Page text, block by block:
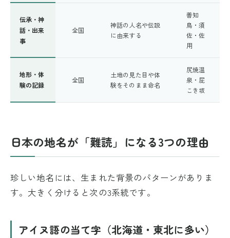
伝承・神
話・出来
事
全国
神話の人名や伝説
に由来する
善知
鳥・須
佐・佐
用
地形・体
験の記録
全国
土地の見た目や体
験をそのまま命名
尻焼温
泉・屁
こき坂
日本の地名が「難読」になる3つの理由
珍しい地名には、生まれた背景のパターンがありま
す。大きく分けると次の3系統です。
アイヌ語の当て字（北海道・東北に多い）